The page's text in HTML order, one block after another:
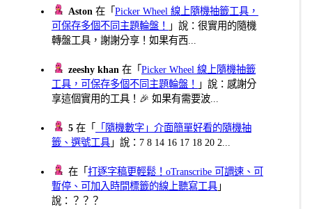
Aston 在「Picker Wheel 線上隨機抽籤工具，
可保存多個不同主題輪盤！
」說：很實用的隨機
轉盤工具，謝謝分享！如果有西...
zeeshy khan 在「Picker Wheel 線上隨機抽籤
工具，可保存多個不同主題輪盤！
」說：感謝分
享這個實用的工具！🎉 如果有需要波...
5 在「
「隨機數字」介面簡單好看的隨機抽
籤、選號工具 」說：7 8 14 16 17 18 20 2...
在「打逐字稿更輕鬆！oTranscribe 可調速、可
暫停、可加入時間標籤的線上聽寫工具 」
說：？？？